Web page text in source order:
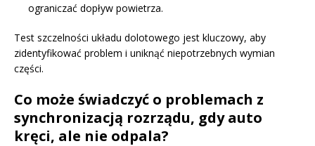
ograniczać dopływ powietrza.
Test szczelności układu dolotowego jest kluczowy, aby
zidentyfikować problem i uniknąć niepotrzebnych wymian
części.
Co może świadczyć o problemach z
synchronizacją rozrządu, gdy auto
kręci, ale nie odpala?